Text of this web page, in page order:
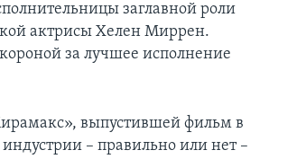
заглавной роли
актрисы Хелен Миррен.
за лучшее исполнение
выпустившей фильм в
– правильно или нет –